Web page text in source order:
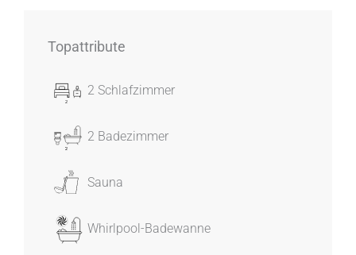
Topattribute
2 Schlafzimmer
2 Badezimmer
Sauna
Whirlpool-Badewanne